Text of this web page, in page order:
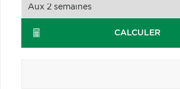
CALCULER